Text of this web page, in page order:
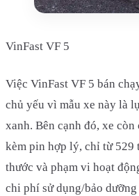
VinFast VF 5
Việc VinFast VF 5 bán
chủ yếu vì mẫu xe này là
xanh. Bên cạnh đó, xe
kèm pin hợp lý, chỉ từ 529
thước và phạm vi hoạt
chi phí sử dụng/bảo